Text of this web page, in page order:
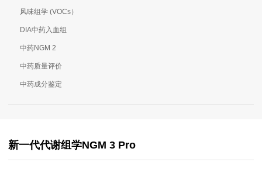
风味组学 (VOCs）
DIA中药入血组
中药NGM 2
中药质量评价
中药成分鉴定
新一代代谢组学NGM 3 Pro